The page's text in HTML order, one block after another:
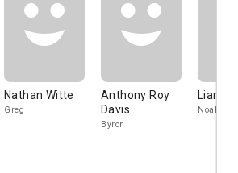
Nathan Witte
Greg
Anthony Roy
Davis
Byron
Liam Ma
Noah